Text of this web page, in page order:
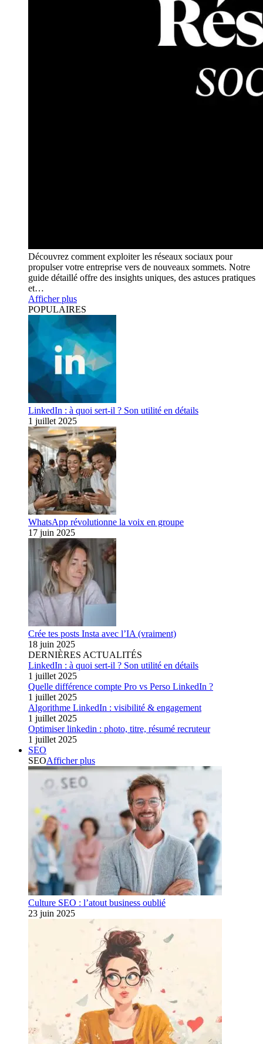
Découvrez comment exploiter les réseaux sociaux pour
propulser votre entreprise vers de nouveaux sommets. Notre
guide détaillé offre des insights uniques, des astuces pratiques
et…
Afficher plus
POPULAIRES
LinkedIn : à quoi sert-il ? Son utilité en détails
1 juillet 2025
WhatsApp révolutionne la voix en groupe
17 juin 2025
Crée tes posts Insta avec l’IA (vraiment)
18 juin 2025
DERNIÈRES ACTUALITÉS
LinkedIn : à quoi sert-il ? Son utilité en détails
1 juillet 2025
Quelle différence compte Pro vs Perso LinkedIn ?
1 juillet 2025
Algorithme LinkedIn : visibilité & engagement
1 juillet 2025
Optimiser linkedin : photo, titre, résumé recruteur
1 juillet 2025
SEO
SEOAfficher plus
Culture SEO : l’atout business oublié
23 juin 2025